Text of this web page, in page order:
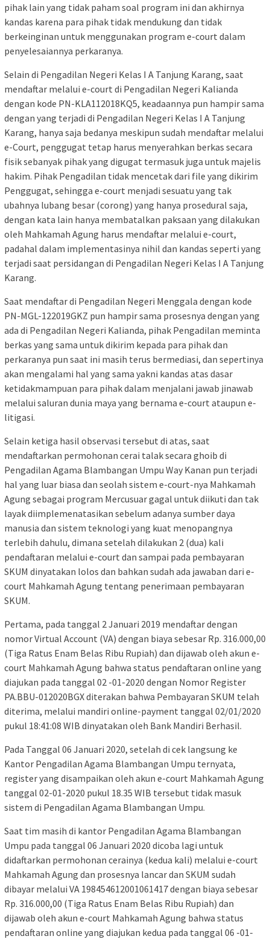
pihak lain yang tidak paham soal program ini dan akhirnya
kandas karena para pihak tidak mendukung dan tidak
berkeinginan untuk menggunakan program e-court dalam
penyelesaiannya perkaranya.
Selain di Pengadilan Negeri Kelas I A Tanjung Karang, saat
mendaftar melalui e-court di Pengadilan Negeri Kalianda
dengan kode PN-KLA112018KQ5, keadaannya pun hampir sama
dengan yang terjadi di Pengadilan Negeri Kelas I A Tanjung
Karang, hanya saja bedanya meskipun sudah mendaftar melalui
e-Court, penggugat tetap harus menyerahkan berkas secara
fisik sebanyak pihak yang digugat termasuk juga untuk majelis
hakim. Pihak Pengadilan tidak mencetak dari file yang dikirim
Penggugat, sehingga e-court menjadi sesuatu yang tak
ubahnya lubang besar (corong) yang hanya prosedural saja,
dengan kata lain hanya membatalkan paksaan yang dilakukan
oleh Mahkamah Agung harus mendaftar melalui e-court,
padahal dalam implementasinya nihil dan kandas seperti yang
terjadi saat persidangan di Pengadilan Negeri Kelas I A Tanjung
Karang.
Saat mendaftar di Pengadilan Negeri Menggala dengan kode
PN-MGL-122019GKZ pun hampir sama prosesnya dengan yang
ada di Pengadilan Negeri Kalianda, pihak Pengadilan meminta
berkas yang sama untuk dikirim kepada para pihak dan
perkaranya pun saat ini masih terus bermediasi, dan sepertinya
akan mengalami hal yang sama yakni kandas atas dasar
ketidakmampuan para pihak dalam menjalani jawab jinawab
melalui saluran dunia maya yang bernama e-court ataupun e-
litigasi.
Selain ketiga hasil observasi tersebut di atas, saat
mendaftarkan permohonan cerai talak secara ghoib di
Pengadilan Agama Blambangan Umpu Way Kanan pun terjadi
hal yang luar biasa dan seolah sistem e-court-nya Mahkamah
Agung sebagai program Mercusuar gagal untuk diikuti dan tak
layak diimplemenatasikan sebelum adanya sumber daya
manusia dan sistem teknologi yang kuat menopangnya
terlebih dahulu, dimana setelah dilakukan 2 (dua) kali
pendaftaran melalui e-court dan sampai pada pembayaran
SKUM dinyatakan lolos dan bahkan sudah ada jawaban dari e-
court Mahkamah Agung tentang penerimaan pembayaran
SKUM.
Pertama, pada tanggal 2 Januari 2019 mendaftar dengan
nomor Virtual Account (VA) dengan biaya sebesar Rp. 316.000,00
(Tiga Ratus Enam Belas Ribu Rupiah) dan dijawab oleh akun e-
court Mahkamah Agung bahwa status pendaftaran online yang
diajukan pada tanggal 02 -01-2020 dengan Nomor Register
PA.BBU-012020BGX diterakan bahwa Pembayaran SKUM telah
diterima, melalui mandiri online-payment tanggal 02/01/2020
pukul 18:41:08 WIB dinyatakan oleh Bank Mandiri Berhasil.
Pada Tanggal 06 Januari 2020, setelah di cek langsung ke
Kantor Pengadilan Agama Blambangan Umpu ternyata,
register yang disampaikan oleh akun e-court Mahkamah Agung
tanggal 02-01-2020 pukul 18.35 WIB tersebut tidak masuk
sistem di Pengadilan Agama Blambangan Umpu.
Saat tim masih di kantor Pengadilan Agama Blambangan
Umpu pada tanggal 06 Januari 2020 dicoba lagi untuk
didaftarkan permohonan cerainya (kedua kali) melalui e-court
Mahkamah Agung dan prosesnya lancar dan SKUM sudah
dibayar melalui VA 198454612001061417 dengan biaya sebesar
Rp. 316.000,00 (Tiga Ratus Enam Belas Ribu Rupiah) dan
dijawab oleh akun e-court Mahkamah Agung bahwa status
pendaftaran online yang diajukan kedua pada tanggal 06 -01-